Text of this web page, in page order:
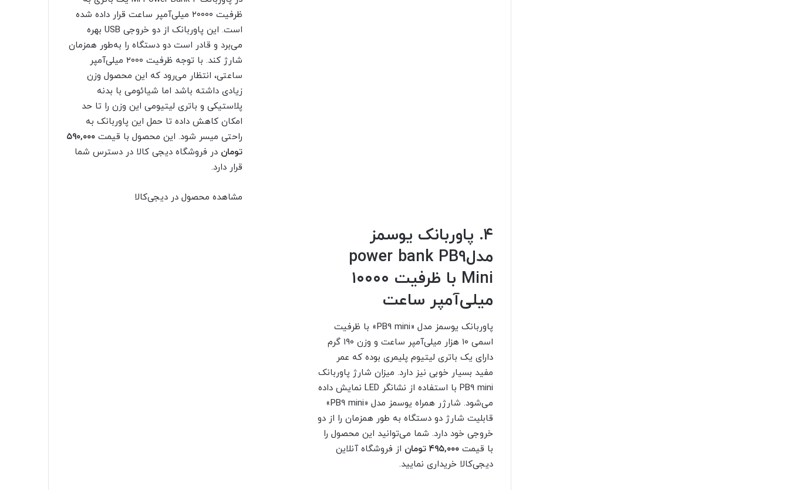
ظرفیت ۲۰۰۰۰ میلی‌آمپر ساعت قرار داده شده
است. این پاوربانک از دو خروجی USB بهره
می‌برد و قادر است دو دستگاه را به‌طور همزمان
شارژ کند. با توجه ظرفیت ۲۰۰۰ میلی‌آمپر
ساعتی، انتظار می‌رود که این محصول وزن
زیادی داشته باشد اما شیائومی با بدنه
پلاستیکی و باتری لیتیومی این وزن را تا حد
امکان کاهش داده تا حمل این پاوربانک به
راحتی میسر شود. این محصول با قیمت ۵۹۰,۰۰۰
تومان در فروشگاه دیجی‌ کالا در دسترس شما
قرار دارد.
مشاهده محصول در دیجی‌کالا
۴. پاوربانک یوسمز
مدلpower bank PB9
Mini با ظرفیت ۱۰۰۰۰
میلی‌آمپر ساعت
پاوربانک یوسمز مدل «PB9 mini» با ظرفیت
اسمی ۱۰ هزار میلی‌آمپر ساعت و وزن ۱۹۰ گرم
دارای یک باتری لیتیوم‌ پلیمری بوده که عمر
مفید بسیار خوبی نیز دارد. میزان شارژ پاوربانک
PB9 mini با استفاده از نشانگر LED نمایش داده
می‌شود. شارژر همراه یوسمز مدل «PB9 mini»
قابلیت شارژ دو دستگاه به طور همزمان را از دو
خروجی خود دارد. شما می‌توانید این محصول را
با قیمت۴۹۵,۰۰۰ تومان
از فروشگاه آنلاین
دیجی‌کالا خریداری نمایید.